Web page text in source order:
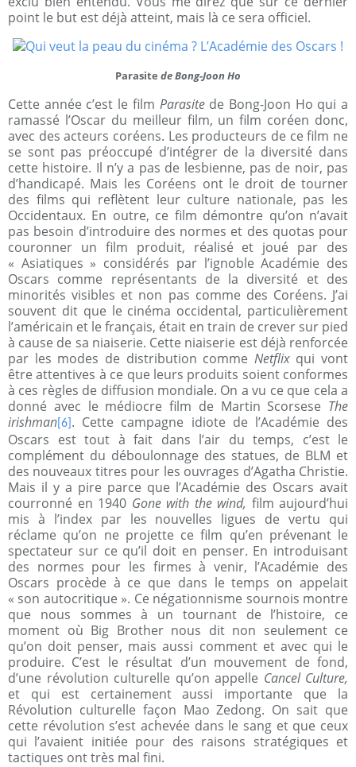
point le but est déjà atteint, mais là ce sera officiel.
Parasite de Bong-Joon Ho
Cette année c’est le film Parasite de Bong-Joon Ho qui a
ramassé l’Oscar du meilleur film, un film coréen donc,
avec des acteurs coréens. Les producteurs de ce film ne
se sont pas préoccupé d’intégrer de la diversité dans
cette histoire. Il n’y a pas de lesbienne, pas de noir, pas
d’handicapé. Mais les Coréens ont le droit de tourner
des films qui reflètent leur culture nationale, pas les
Occidentaux. En outre, ce film démontre qu’on n’avait
pas besoin d’introduire des normes et des quotas pour
couronner un film produit, réalisé et joué par des
« Asiatiques » considérés par l’ignoble Académie des
Oscars comme représentants de la diversité et des
minorités visibles et non pas comme des Coréens. J’ai
souvent dit que le cinéma occidental, particulièrement
l’américain et le français, était en train de crever sur pied
à cause de sa niaiserie. Cette niaiserie est déjà renforcée
par les modes de distribution comme Netflix qui vont
être attentives à ce que leurs produits soient conformes
à ces règles de diffusion mondiale. On a vu ce que cela a
donné avec le médiocre film de Martin Scorsese The
irishman [6] . Cette campagne idiote de l’Académie des
Oscars est tout à fait dans l’air du temps, c’est le
complément du déboulonnage des statues, de BLM et
des nouveaux titres pour les ouvrages d’Agatha Christie.
Mais il y a pire parce que l’Académie des Oscars avait
courronné en 1940 Gone with the wind, film aujourd’hui
mis à l’index par les nouvelles ligues de vertu qui
réclame qu’on ne projette ce film qu’en prévenant le
spectateur sur ce qu’il doit en penser. En introduisant
des normes pour les firmes à venir, l’Académie des
Oscars procède à ce que dans le temps on appelait
« son autocritique ». Ce négationnisme sournois montre
que nous sommes à un tournant de l’histoire, ce
moment où Big Brother nous dit non seulement ce
qu’on doit penser, mais aussi comment et avec qui le
produire. C’est le résultat d’un mouvement de fond,
d’une révolution culturelle qu’on appelle Cancel Culture,
et qui est certainement aussi importante que la
Révolution culturelle façon Mao Zedong. On sait que
cette révolution s’est achevée dans le sang et que ceux
qui l’avaient initiée pour des raisons stratégiques et
tactiques ont très mal fini.